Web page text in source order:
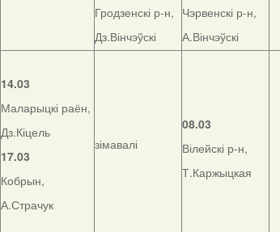
Гродзенскі р-н,
Дз.Вінчэўскі
Чэрвенскі р-н,
А.Вінчэўскі
14.03
Маларыцкі раён,
Дз.Кіцель
17.03
Кобрын,
А.Страчук
зімавалі
08.03
Вілейскі р-н,
Т.Каржыцкая